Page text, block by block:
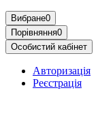
Вибране0
Порівняння0
Особистий кабінет
Авторизація
Реєстрація